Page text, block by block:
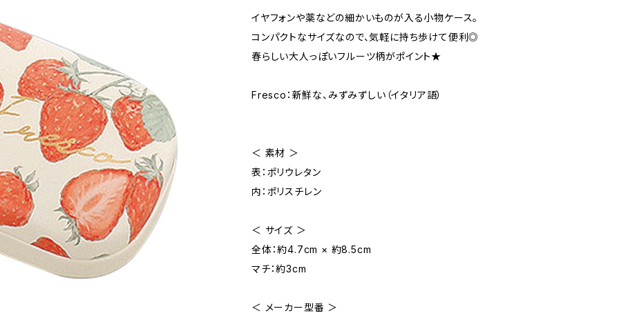
イヤフォンや薬などの細かいものが入る小物ケース。
コンパクトなサイズなので、気軽に持ち歩けて便利◎
春らしい大人っぽいフルーツ柄がポイント★
Fresco：新鮮な、みずみずしい（イタリア語）
＜ 素材 ＞
表：ポリウレタン
内：ポリスチレン
＜ サイズ ＞
全体：約4.7cm × 約8.5cm
マチ：約3cm
＜ メーカー型番 ＞